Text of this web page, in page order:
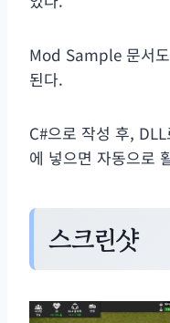
Mod Sample 문서
된다.
C#으로 작성 후,
에 넣으면 자동으로
스크린샷